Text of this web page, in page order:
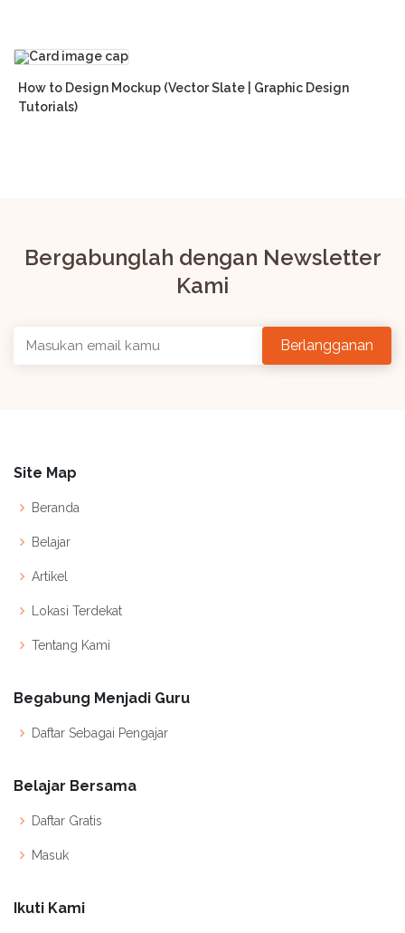
How to Design Mockup (Vector Slate | Graphic Design
Tutorials)
Bergabunglah dengan Newsletter
Kami
Site Map
Beranda
Belajar
Artikel
Lokasi Terdekat
Tentang Kami
Begabung Menjadi Guru
Daftar Sebagai Pengajar
Belajar Bersama
Daftar Gratis
Masuk
Ikuti Kami